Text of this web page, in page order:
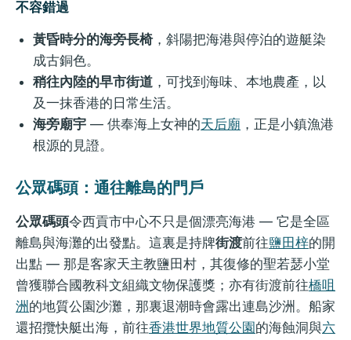
不容錯過
黃昏時分的海旁長椅，斜陽把海港與停泊的遊艇染
成古銅色。
稍往內陸的早市街道 ，可找到海味、本地農產，以
及一抹香港的日常生活。
海旁廟宇 — 供奉海上女神的天后廟 ，正是小鎮漁港
根源的見證。
公眾碼頭：通往離島的門戶
公眾碼頭令西貢市中心不只是個漂亮海港 — 它是全區
離島與海灘的出發點。這裏是持牌街渡前往鹽田梓的開
出點 — 那是客家天主教鹽田村，其復修的聖若瑟小堂
曾獲聯合國教科文組織文物保護獎；亦有街渡前往橋咀
洲 的地質公園沙灘，那裏退潮時會露出連島沙洲。船家
還招攬快艇出海，前往香港世界地質公園的海蝕洞與六